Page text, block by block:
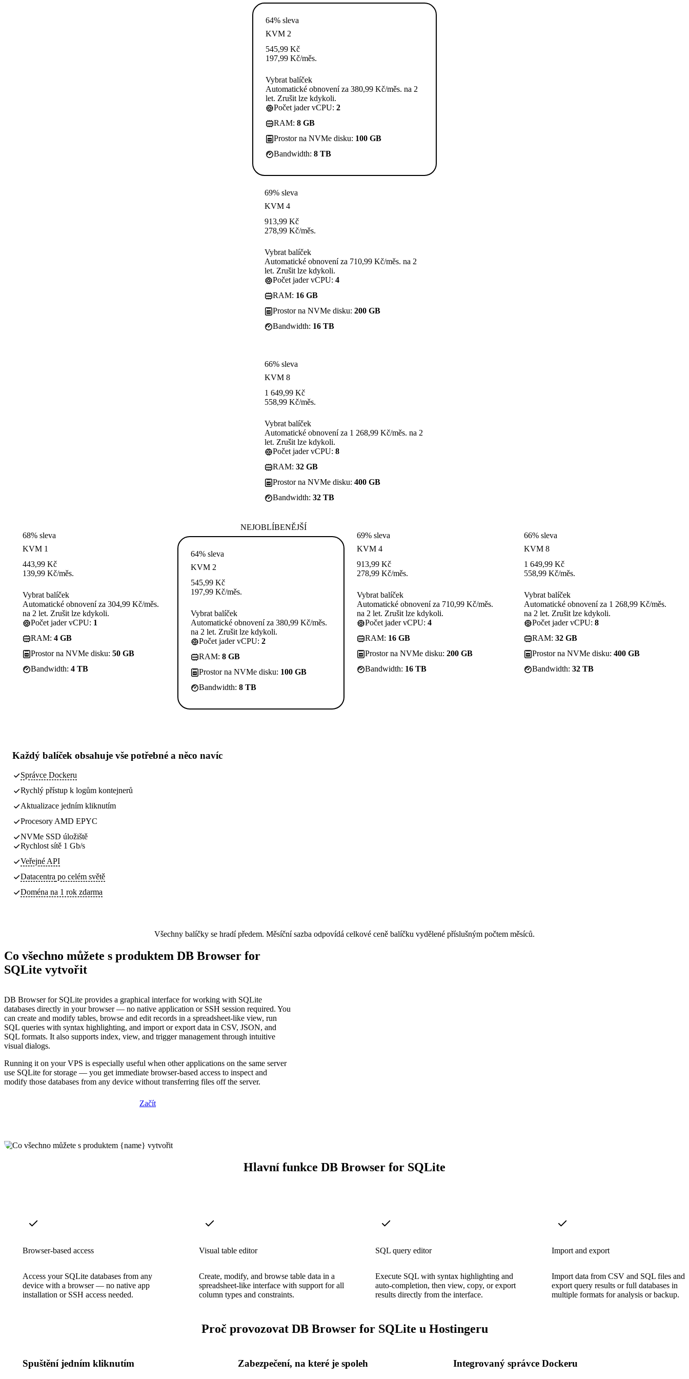
64% sleva
KVM 2
545,99 Kč
197,99 Kč/měs.
Vybrat balíček
Automatické obnovení za 380,99 Kč/měs. na 2
let. Zrušit lze kdykoli.
Počet jader vCPU: 2
RAM: 8 GB
Prostor na NVMe disku: 100 GB
Bandwidth: 8 TB
69% sleva
KVM 4
913,99 Kč
278,99 Kč/měs.
Vybrat balíček
Automatické obnovení za 710,99 Kč/měs. na 2
let. Zrušit lze kdykoli.
Počet jader vCPU: 4
RAM: 16 GB
Prostor na NVMe disku: 200 GB
Bandwidth: 16 TB
66% sleva
KVM 8
1 649,99 Kč
558,99 Kč/měs.
Vybrat balíček
Automatické obnovení za 1 268,99 Kč/měs. na 2
let. Zrušit lze kdykoli.
Počet jader vCPU: 8
RAM: 32 GB
Prostor na NVMe disku: 400 GB
Bandwidth: 32 TB
68% sleva
KVM 1
443,99 Kč
139,99 Kč/měs.
Vybrat balíček
Automatické obnovení za 304,99 Kč/měs.
na 2 let. Zrušit lze kdykoli.
Počet jader vCPU: 1
RAM: 4 GB
Prostor na NVMe disku: 50 GB
Bandwidth: 4 TB
NEJOBLÍBENĚJŠÍ
64% sleva
KVM 2
545,99 Kč
197,99 Kč/měs.
Vybrat balíček
Automatické obnovení za 380,99 Kč/měs.
na 2 let. Zrušit lze kdykoli.
Počet jader vCPU: 2
RAM: 8 GB
Prostor na NVMe disku: 100 GB
Bandwidth: 8 TB
69% sleva
KVM 4
913,99 Kč
278,99 Kč/měs.
Vybrat balíček
Automatické obnovení za 710,99 Kč/měs.
na 2 let. Zrušit lze kdykoli.
Počet jader vCPU: 4
RAM: 16 GB
Prostor na NVMe disku: 200 GB
Bandwidth: 16 TB
66% sleva
KVM 8
1 649,99 Kč
558,99 Kč/měs.
Vybrat balíček
Automatické obnovení za 1 268,99 Kč/měs.
na 2 let. Zrušit lze kdykoli.
Počet jader vCPU: 8
RAM: 32 GB
Prostor na NVMe disku: 400 GB
Bandwidth: 32 TB
Každý balíček obsahuje vše potřebné a něco navíc
Správce Dockeru
Rychlý přístup k logům kontejnerů
Aktualizace jedním kliknutím
Procesory AMD EPYC
NVMe SSD úložiště
Rychlost sítě 1 Gb/s
Veřejné API
Datacentra po celém světě
Doména na 1 rok zdarma
Všechny balíčky se hradí předem. Měsíční sazba odpovídá celkové ceně balíčku vydělené příslušným počtem měsíců.
Co všechno můžete s produktem DB Browser for
SQLite vytvořit
DB Browser for SQLite provides a graphical interface for working with SQLite
databases directly in your browser — no native application or SSH session required. You
can create and modify tables, browse and edit records in a spreadsheet-like view, run
SQL queries with syntax highlighting, and import or export data in CSV, JSON, and
SQL formats. It also supports index, view, and trigger management through intuitive
visual dialogs.
Running it on your VPS is especially useful when other applications on the same server
use SQLite for storage — you get immediate browser-based access to inspect and
modify those databases from any device without transferring files off the server.
Začít
Hlavní funkce DB Browser for SQLite
Browser-based access
Access your SQLite databases from any
device with a browser — no native app
installation or SSH access needed.
Visual table editor
Create, modify, and browse table data in a
spreadsheet-like interface with support for all
column types and constraints.
SQL query editor
Execute SQL with syntax highlighting and
auto-completion, then view, copy, or export
results directly from the interface.
Import and export
Import data from CSV and SQL files and
export query results or full databases in
multiple formats for analysis or backup.
Proč provozovat DB Browser for SQLite u Hostingeru
Spuštění jedním kliknutím Zabezpečení, na které je spoleh Integrovaný správce Dockeru